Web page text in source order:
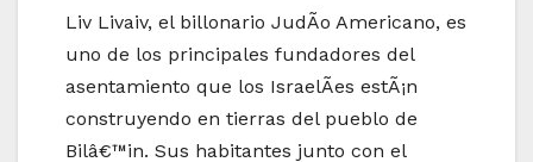
Liv Livaiv, el billonario JudÃ­o Americano, es
uno de los principales fundadores del
asentamiento que los IsraelÃ­es estÃ¡n
construyendo en tierras del pueblo de
Bilâ€™in. Sus habitantes junto con el